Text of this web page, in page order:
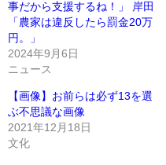
事だから支援するね！」 岸田
「農家は違反したら罰金20万
円。」
2024年9月6日
ニュース
【画像】お前らは必ず13を選
ぶ不思議な画像
2021年12月18日
文化